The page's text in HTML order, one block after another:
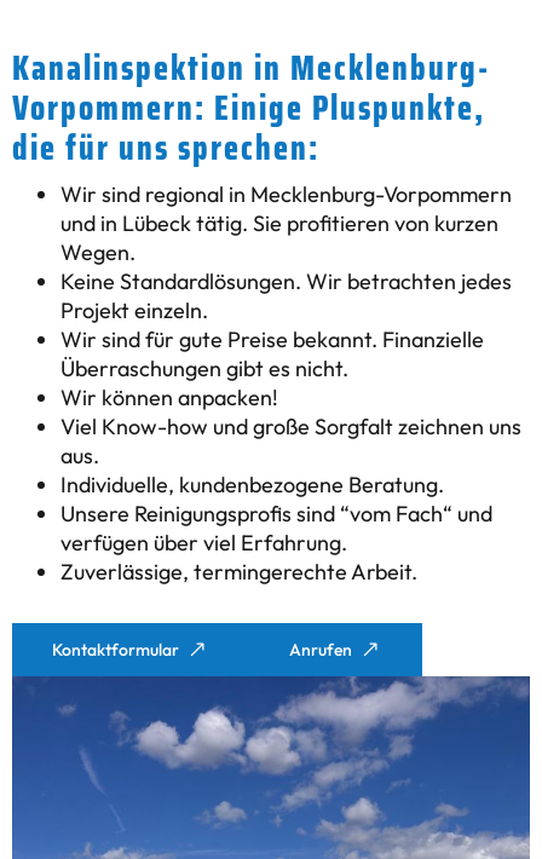
Kanalinspektion in Mecklenburg-
Vorpommern: Einige Pluspunkte,
die für uns sprechen:
Wir sind regional in Mecklenburg-Vorpommern
und in Lübeck tätig. Sie profitieren von kurzen
Wegen.
Keine Standardlösungen. Wir betrachten jedes
Projekt einzeln.
Wir sind für gute Preise bekannt. Finanzielle
Überraschungen gibt es nicht.
Wir können anpacken!
Viel Know-how und große Sorgfalt zeichnen uns
aus.
Individuelle, kundenbezogene Beratung.
Unsere Reinigungsprofis sind “vom Fach“ und
verfügen über viel Erfahrung.
Zuverlässige, termingerechte Arbeit.
Kontaktformular Anrufen